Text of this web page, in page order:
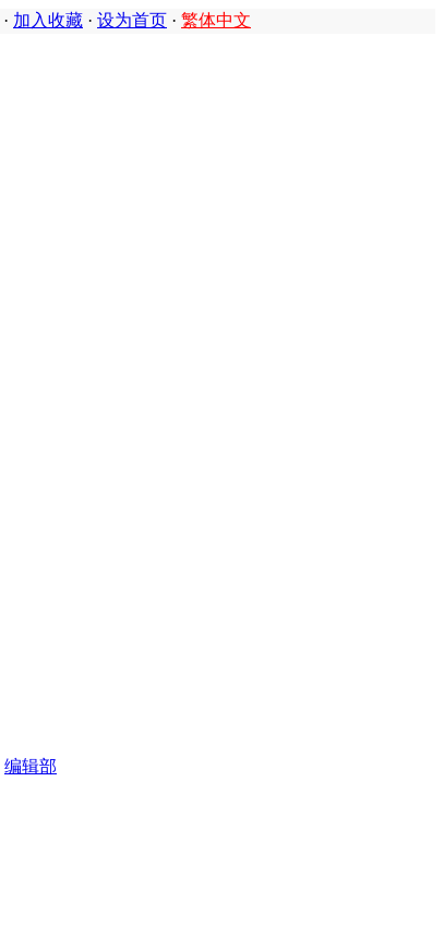
· 加入收藏 · 设为首页 · 繁体中文
编辑部